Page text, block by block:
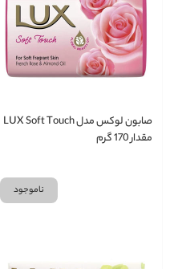
صابون لوکس مدل LUX Soft Touch
مقدار 170 گرم
ناموجود